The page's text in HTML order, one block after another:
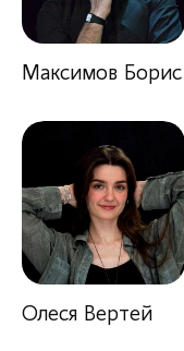
Максимов Борис
Олеся Вертей